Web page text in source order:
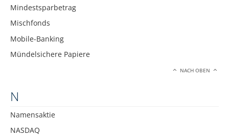
Mindestsparbetrag
Mischfonds
Mobile-Banking
Mündelsichere Papiere
NACH OBEN
N
Namensaktie
NASDAQ